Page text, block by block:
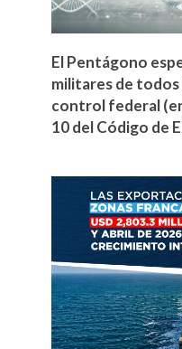
El Pentágono
militares de
control federal
10 del Código de